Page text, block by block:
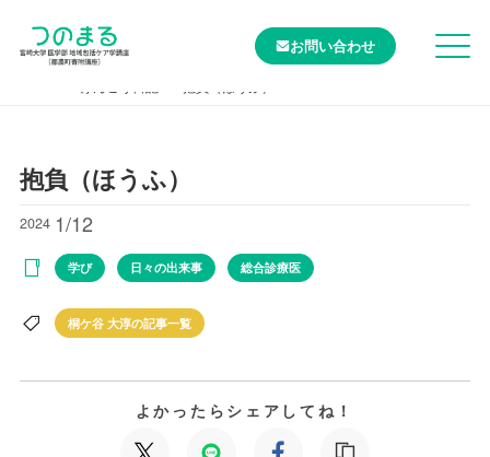
お問い合わせ
抱負（ほうふ）
2024 1/12
学び 日々の出来事 総合診療医
桐ケ谷 大淳の記事一覧
よかったらシェアしてね！